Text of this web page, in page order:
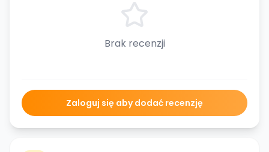
Brak recenzji
Zaloguj się aby dodać recenzję